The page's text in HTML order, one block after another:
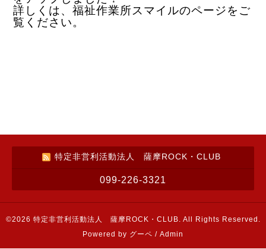
詳しくは、福祉作業所スマイルのページをご
覧ください。
特定非営利活動法人 薩摩ROCK・CLUB
099-226-3321
©2026 特定非営利活動法人 薩摩ROCK・CLUB. All Rights Reserved.
Powered by グーペ / Admin